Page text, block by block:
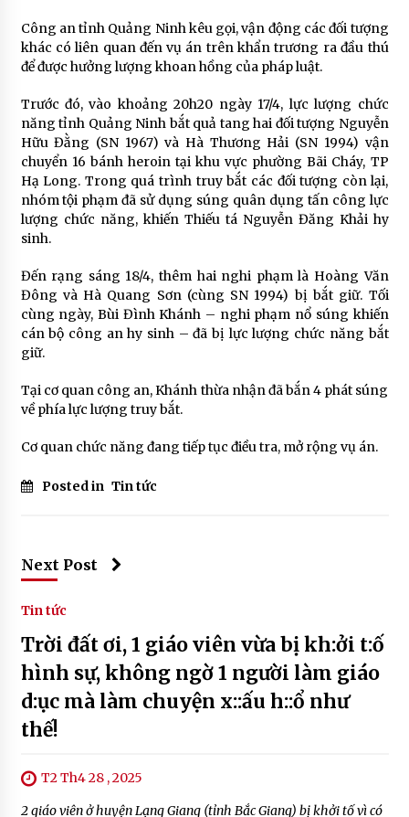
Công an tỉnh Quảng Ninh kêu gọi, vận động các đối tượng
khác có liên quan đến vụ án trên khẩn trương ra đầu thú
để được hưởng lượng khoan hồng của pháp luật.
Trước đó, vào khoảng 20h20 ngày 17/4, lực lượng chức
năng tỉnh Quảng Ninh bắt quả tang hai đối tượng Nguyễn
Hữu Đằng (SN 1967) và Hà Thương Hải (SN 1994) vận
chuyển 16 bánh heroin tại khu vực phường Bãi Cháy, TP
Hạ Long. Trong quá trình truy bắt các đối tượng còn lại,
nhóm tội phạm đã sử dụng súng quân dụng tấn công lực
lượng chức năng, khiến Thiếu tá Nguyễn Đăng Khải hy
sinh.
Đến rạng sáng 18/4, thêm hai nghi phạm là Hoàng Văn
Đông và Hà Quang Sơn (cùng SN 1994) bị bắt giữ. Tối
cùng ngày, Bùi Đình Khánh – nghi phạm nổ súng khiến
cán bộ công an hy sinh – đã bị lực lượng chức năng bắt
giữ.
Tại cơ quan công an, Khánh thừa nhận đã bắn 4 phát súng
về phía lực lượng truy bắt.
Cơ quan chức năng đang tiếp tục điều tra, mở rộng vụ án.
Posted in Tin tức
Next Post
Tin tức
Trời đất ơi, 1 giáo viên vừa bị kh:ởi t:ố
hình sự, không ngờ 1 người làm giáo
d:ục mà làm chuyện x::ấu h::ổ như
thế!
T2 Th4 28 , 2025
2 giáo viên ở huyện Lạng Giang (tỉnh Bắc Giang) bị khởi tố vì có